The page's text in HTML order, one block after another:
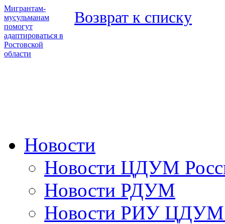
Мигрантам-
мусульманам
помогут
адаптироваться в
Ростовской
области
Возврат к списку
Новости
Новости ЦДУМ
Новости РДУМ
Новости РИУ ЦДУМ